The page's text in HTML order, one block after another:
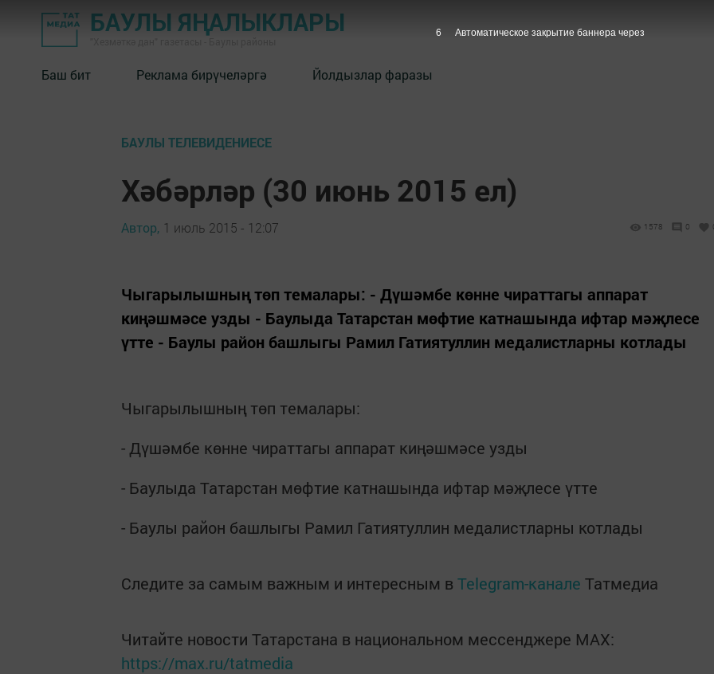
БАУЛЫ ЯҢАЛЫКЛАРЫ
Баш бит Реклама бирүчеләргә Йолдызлар фаразы
БАУЛЫ ТЕЛЕВИДЕНИЕСЕ
Хәбәрләр (30 июнь 2015 ел)
Автор, 1 июль 2015 - 12:07 1578 0
Чыгарылышның төп темалары: - Дүшәмбе көнне чираттагы аппарат
киңәшмәсе узды - Баулыда Татарстан мөфтие катнашында ифтар мәҗлесе
үтте - Баулы район башлыгы Рамил Гатиятуллин медалистларны котлады
Чыгарылышның төп темалары:
- Дүшәмбе көнне чираттагы аппарат киңәшмәсе узды
- Баулыда Татарстан мөфтие катнашында ифтар мәҗлесе үтте
- Баулы район башлыгы Рамил Гатиятуллин медалистларны котлады
Следите за самым важным и интересным в Telegram-канале Татмедиа
Читайте новости Татарстана в национальном мессенджере MАХ:
https://max.ru/tatmedia
5 Автоматическое закрытие баннера через